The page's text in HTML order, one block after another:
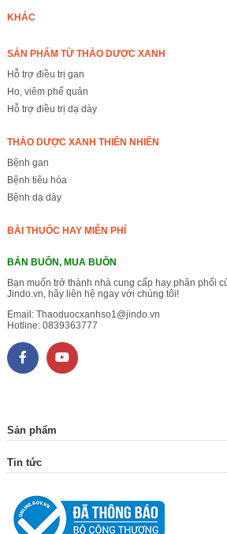
KHÁC
SẢN PHẨM TỪ THẢO DƯỢC XANH
Hỗ trợ điều trị gan
Ho, viêm phế quản
Hỗ trợ điều trị dạ dày
THẢO DƯỢC XANH THIÊN NHIÊN
Bệnh gan
Bệnh tiêu hóa
Bệnh dạ dày
BÀI THUỐC HAY MIỄN PHÍ
BÁN BUÔN, MUA BUÔN
Bạn muốn trở thành nhà cung cấp hay phân phối
Jindo.vn, hãy liên hệ ngay với chúng tôi!
Email: Thaoduocxanhso1@jindo.vn
Hotline: 0839363777
Sản phẩm
Tin tức